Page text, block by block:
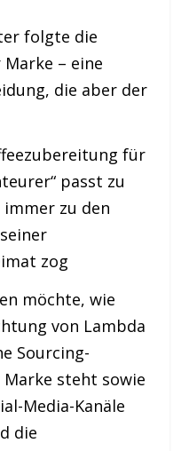
folgte die
– eine
die aber der
für
passt zu
immer zu den
zog
möchte, wie
von Lambda
Sourcing-
steht sowie
Media-Kanäle
die